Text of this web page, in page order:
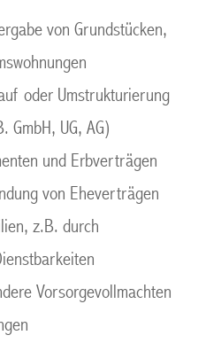
von Grundstücken,
oder Umstrukturierung
GmbH, UG, AG)
und Erbverträgen
von Eheverträgen
z.B. durch
Vorsorgevollmachten